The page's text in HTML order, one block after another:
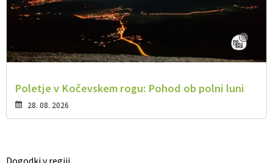
Poletje v Kočevskem rogu: Pohod ob polni luni
28. 08. 2026
Dogodki v regiji